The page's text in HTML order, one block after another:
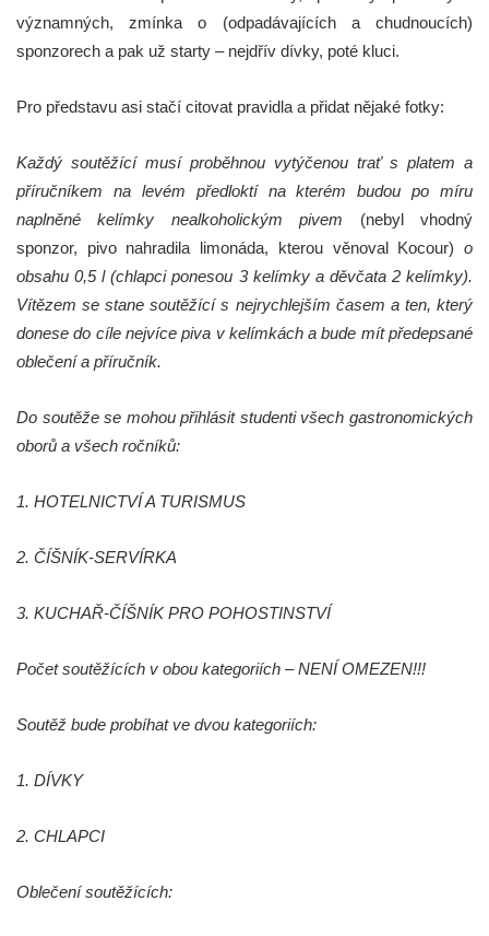
významných, zmínka o (odpadávajících a chudnoucích)
sponzorech a pak už starty – nejdřív dívky, poté kluci.
Pro představu asi stačí citovat pravidla a přidat nějaké fotky:
Každý soutěžící musí proběhnou vytýčenou trať s platem a
příručníkem na levém předloktí na kterém budou po míru
naplněné kelímky nealkoholickým pivem (nebyl vhodný
sponzor, pivo nahradila limonáda, kterou věnoval Kocour) o
obsahu 0,5 l (chlapci ponesou 3 kelímky a děvčata 2 kelímky).
Vítězem se stane soutěžící s nejrychlejším časem a ten, který
donese do cíle nejvíce piva v kelímkách a bude mít předepsané
oblečení a příručník.
Do soutěže se mohou přihlásit studenti všech gastronomických
oborů a všech ročníků:
1. HOTELNICTVÍ A TURISMUS
2. ČÍŠNÍK-SERVÍRKA
3. KUCHAŘ-ČÍŠNÍK PRO POHOSTINSTVÍ
Počet soutěžících v obou kategoriích – NENÍ OMEZEN!!!
Soutěž bude probíhat ve dvou kategoriích:
1. DÍVKY
2. CHLAPCI
Oblečení soutěžících: